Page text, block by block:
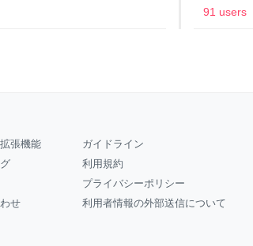
ム
ついて作
91 users
張機能
せ
ガイドライン
利用規約
プライバシーポリシー
利用者情報の外部送信について